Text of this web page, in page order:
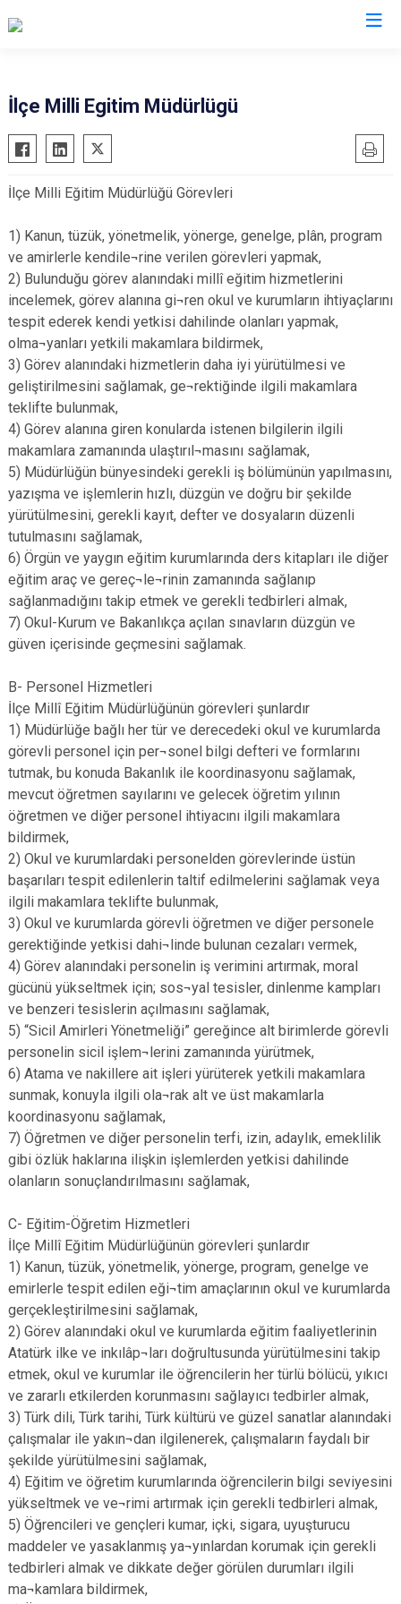
Altınözü
Belen
Dörtyol
Erzin
Hassa
İskenderun
Kırıkhan
Kumlu
Yayladağı
Arsuz
Antakya
Defne
İlçe Milli Egitim Müdürlügü
İlçe Milli Eğitim Müdürlüğü Görevleri
1) Kanun, tüzük, yönetmelik, yönerge, genelge, plân, program
ve amirlerle kendile¬rine verilen görevleri yapmak,
2) Bulunduğu görev alanındaki millî eğitim hizmetlerini
incelemek, görev alanına gi¬ren okul ve kurumların ihtiyaçlarını
tespit ederek kendi yetkisi dahilinde olanları yapmak,
olma¬yanları yetkili makamlara bildirmek,
3) Görev alanındaki hizmetlerin daha iyi yürütülmesi ve
geliştirilmesini sağlamak, ge¬rektiğinde ilgili makamlara
teklifte bulunmak,
4) Görev alanına giren konularda istenen bilgilerin ilgili
makamlara zamanında ulaştırıl¬masını sağlamak,
5) Müdürlüğün bünyesindeki gerekli iş bölümünün yapılmasını,
yazışma ve işlemlerin hızlı, düzgün ve doğru bir şekilde
yürütülmesini, gerekli kayıt, defter ve dosyaların düzenli
tutulmasını sağlamak,
6) Örgün ve yaygın eğitim kurumlarında ders kitapları ile diğer
eğitim araç ve gereç¬le¬rinin zamanında sağlanıp
sağlanmadığını takip etmek ve gerekli tedbirleri almak,
7) Okul-Kurum ve Bakanlıkça açılan sınavların düzgün ve
güven içerisinde geçmesini sağlamak.
B- Personel Hizmetleri
İlçe Millî Eğitim Müdürlüğünün görevleri şunlardır
1) Müdürlüğe bağlı her tür ve derecedeki okul ve kurumlarda
görevli personel için per¬sonel bilgi defteri ve formlarını
tutmak, bu konuda Bakanlık ile koordinasyonu sağlamak,
mevcut öğretmen sayılarını ve gelecek öğretim yılının
öğretmen ve diğer personel ihtiyacını ilgili makamlara
bildirmek,
2) Okul ve kurumlardaki personelden görevlerinde üstün
başarıları tespit edilenlerin taltif edilmelerini sağlamak veya
ilgili makamlara teklifte bulunmak,
3) Okul ve kurumlarda görevli öğretmen ve diğer personele
gerektiğinde yetkisi dahi¬linde bulunan cezaları vermek,
4) Görev alanındaki personelin iş verimini artırmak, moral
gücünü yükseltmek için; sos¬yal tesisler, dinlenme kampları
ve benzeri tesislerin açılmasını sağlamak,
5) “Sicil Amirleri Yönetmeliği” gereğince alt birimlerde görevli
personelin sicil işlem¬lerini zamanında yürütmek,
6) Atama ve nakillere ait işleri yürüterek yetkili makamlara
sunmak, konuyla ilgili ola¬rak alt ve üst makamlarla
koordinasyonu sağlamak,
7) Öğretmen ve diğer personelin terfi, izin, adaylık, emeklilik
gibi özlük haklarına ilişkin işlemlerden yetkisi dahilinde
olanların sonuçlandırılmasını sağlamak,
C- Eğitim-Öğretim Hizmetleri
İlçe Millî Eğitim Müdürlüğünün görevleri şunlardır
1) Kanun, tüzük, yönetmelik, yönerge, program, genelge ve
emirlerle tespit edilen eği¬tim amaçlarının okul ve kurumlarda
gerçekleştirilmesini sağlamak,
2) Görev alanındaki okul ve kurumlarda eğitim faaliyetlerinin
Atatürk ilke ve inkılâp¬ları doğrultusunda yürütülmesini takip
etmek, okul ve kurumlar ile öğrencilerin her türlü bölücü, yıkıcı
ve zararlı etkilerden korunmasını sağlayıcı tedbirler almak,
3) Türk dili, Türk tarihi, Türk kültürü ve güzel sanatlar alanındaki
çalışmalar ile yakın¬dan ilgilenerek, çalışmaların faydalı bir
şekilde yürütülmesini sağlamak,
4) Eğitim ve öğretim kurumlarında öğrencilerin bilgi seviyesini
yükseltmek ve ve¬rimi artırmak için gerekli tedbirleri almak,
5) Öğrencileri ve gençleri kumar, içki, sigara, uyuşturucu
maddeler ve yasaklanmış ya¬yınlardan korumak için gerekli
tedbirleri almak ve dikkate değer görülen durumları ilgili
ma¬kamlara bildirmek,